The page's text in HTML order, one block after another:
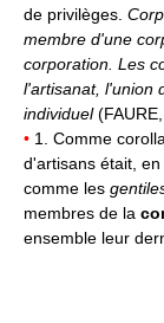
de privilèges.
membre d'une
corporation. Les
l'artisanat, l'union
individuel(FAURE,
• 1. Comme
d'artisans était,
comme les
membres de la
ensemble leur